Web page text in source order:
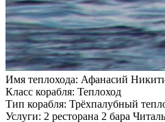
Имя теплохода: Афанасий
Класс корабля: Теплоход
Тип корабля: Трёхпалубный
Услуги: 2 ресторана 2 бара